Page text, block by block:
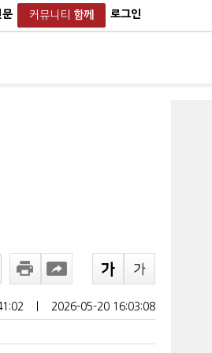
문 커뮤니티 함께 로그인
2026-05-20 16:03:08